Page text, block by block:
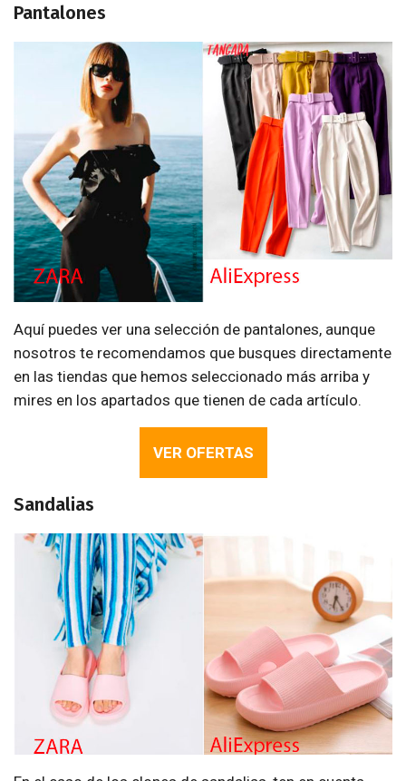
Pantalones
Aquí puedes ver una selección de pantalones, aunque
nosotros te recomendamos que busques directamente
en las tiendas que hemos seleccionado más arriba y
mires en los apartados que tienen de cada artículo.
VER OFERTAS
Sandalias